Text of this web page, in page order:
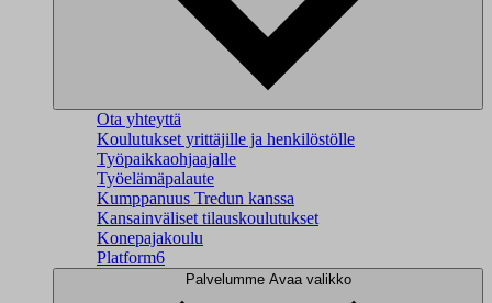
Ota yhteyttä
Koulutukset yrittäjille ja henkilöstölle
Työpaikkaohjaajalle
Työelämäpalaute
Kumppanuus Tredun kanssa
Kansainväliset tilauskoulutukset
Konepajakoulu
Platform6
Palvelumme Avaa valikko